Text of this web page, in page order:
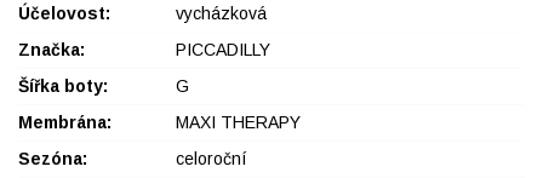
Účelovost:
vycházková
Značka:
PICCADILLY
Šířka boty:
G
Membrána:
MAXI THERAPY
Sezóna:
celoroční